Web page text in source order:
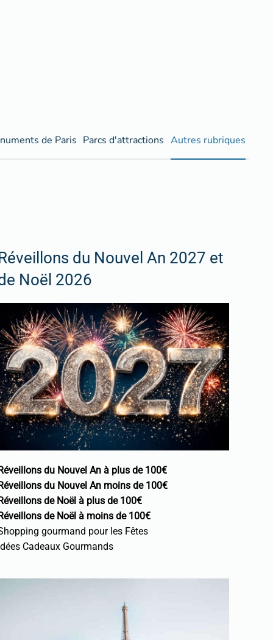
de Paris Parcs d'attractions Autres rubriques
du Nouvel An 2027 et
Noël 2026
du Nouvel An à plus de 100€
du Nouvel An moins de 100€
de Noël à plus de 100€
de Noël à moins de 100€
gourmand pour les Fêtes
Cadeaux Gourmands